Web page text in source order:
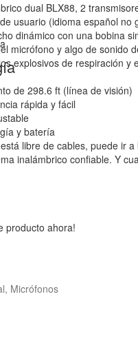
dual BLX88, 2
usuario (idioma español no
dinámico con una bobina
micrófono y algo de sonido
explosivos de respiración
de 298.6 ft (línea de visión)
rápida y fácil
y batería
libre de cables, puede ir
inalámbrico confiable. Y
producto ahora!
, Micrófonos